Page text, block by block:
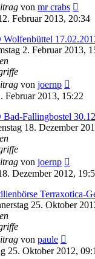
von mr crabs
Februar 2013, 20:34
2. Februar 2013,
von joernp
Februar 2013, 15:22
Fallingbostel
18. Dezember
von joernp
Dezember 2012,
Terraxotica-
25. Oktober
von paule
25. Oktober 2012,